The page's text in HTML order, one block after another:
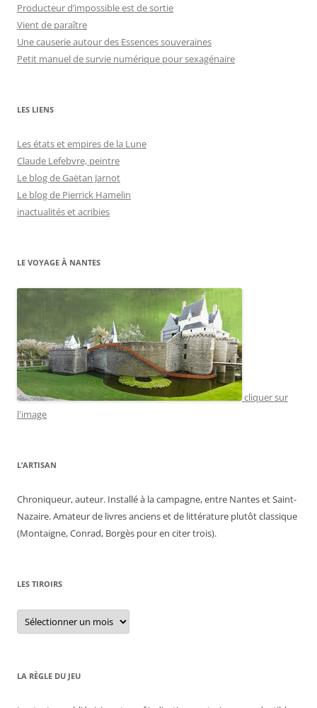
Producteur d’impossible est de sortie
Vient de paraître
Une causerie autour des Essences souveraines
Petit manuel de survie numérique pour sexagénaire
LES LIENS
Les états et empires de la Lune
Claude Lefebvre, peintre
Le blog de Gaëtan Jarnot
Le blog de Pierrick Hamelin
inactualités et acribies
LE VOYAGE À NANTES
cliquer sur
l'image
L’ARTISAN
Chroniqueur, auteur. Installé à la campagne, entre Nantes et Saint-
Nazaire. Amateur de livres anciens et de littérature plutôt classique
(Montaigne, Conrad, Borgès pour en citer trois).
LES TIROIRS
Les
tiroirs
LA RÈGLE DU JEU